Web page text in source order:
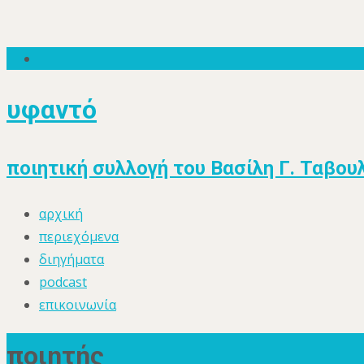
υφαντό
ποιητική συλλογή του Βασίλη Γ.
Skip
content
αρχική
περιεχόμενα
διηγήματα
podcast
επικοινωνία
ποιητής